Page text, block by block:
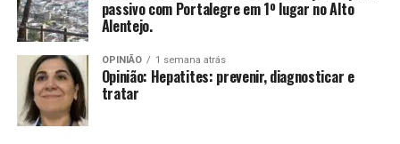
passivo com Portalegre em 1º lugar no Alto
Alentejo.
OPINIÃO 1 semana atrás
Opinião: Hepatites: prevenir, diagnosticar e
tratar